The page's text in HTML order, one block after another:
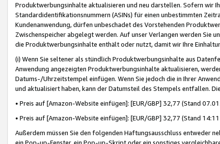
Produktwerbungsinhalte aktualisieren und neu darstellen. Sofern wir
Standardidentifikationsnummern (ASINs) für einen unbestimmten
Kundenanwendung, dürfen unbeschadet des Vorstehenden
Zwischenspeicher abgelegt werden. Auf unser Verlangen werden Sie
die Produktwerbungsinhalte enthält oder nutzt, damit wir Ihre
(i) Wenn Sie seltener als stündlich Produktwerbungsinhalte aus
Anwendung angezeigten Produktwerbungsinhalte aktualisieren,
Datums-/Uhrzeitstempel einfügen. Wenn Sie jedoch die in Ihrer
und aktualisiert haben, kann der Datumsteil des Stempels entfallen.
• Preis auf [Amazon-Website einfügen]: [EUR/GBP] 32,77 (Stand
• Preis auf [Amazon-Website einfügen]: [EUR/GBP] 32,77 (Stand
Außerdem müssen Sie den folgenden Haftungsausschluss entweder
ein Pop-up-Fenster, ein Pop-up-Skript oder ein sonstiges